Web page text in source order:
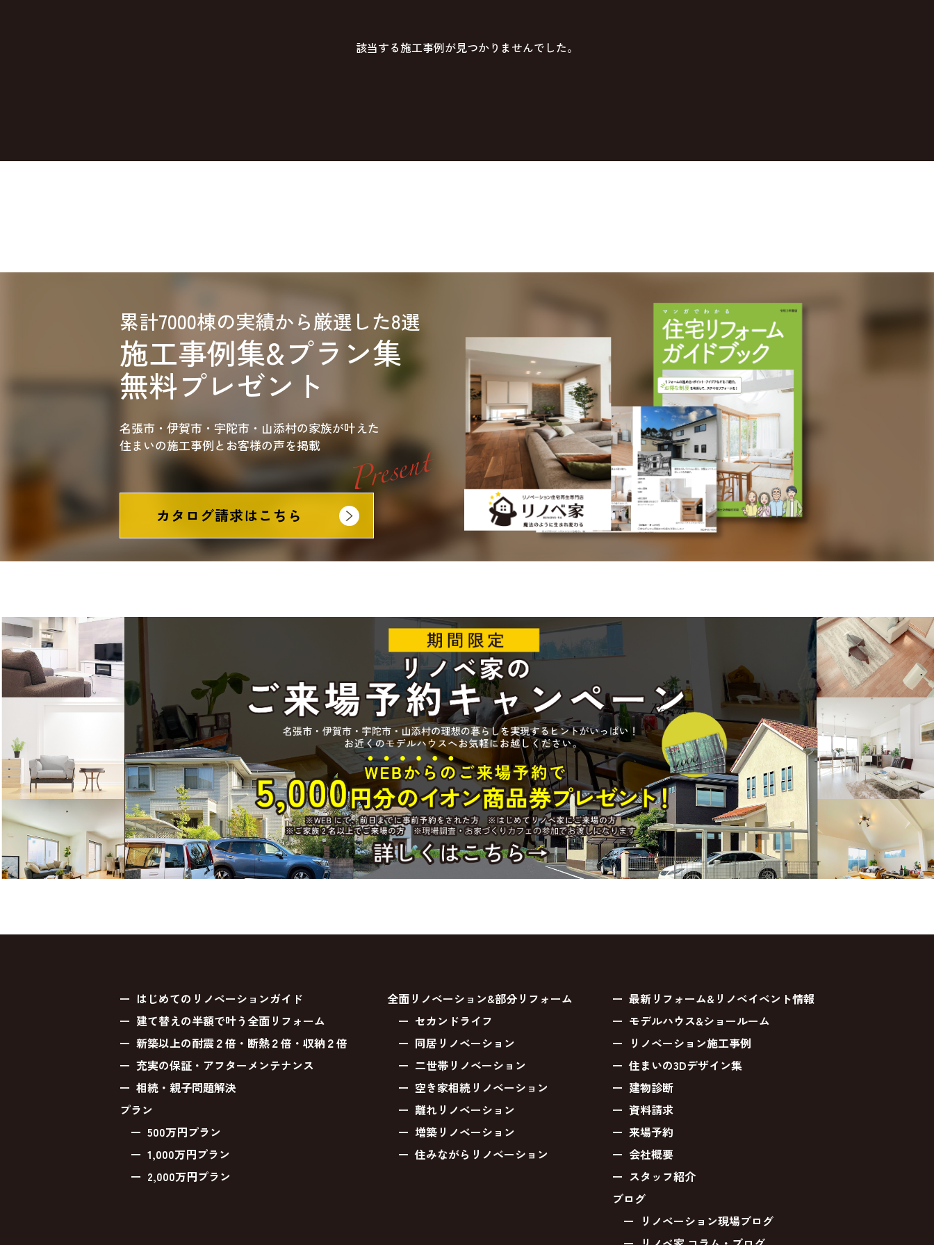
該当する施工事例が見つかりませんでした。
累計7000棟の実績から厳選した8選
施工事例集&プラン集
無料プレゼント
名張市・伊賀市・宇陀市・山添村の家族が叶えた
住まいの施工事例とお客様の声を掲載
カタログ請求はこちら
はじめてのリノベーションガイド
建て替えの半額で叶う全面リフォーム
新築以上の耐震２倍・断熱２倍・収納２倍
充実の保証・アフターメンテナンス
相続・親子問題解決
プラン
500万円プラン
1,000万円プラン
2,000万円プラン
全面リノベーション&部分リフォーム
セカンドライフ
同居リノベーション
二世帯リノベーション
空き家相続リノベーション
離れリノベーション
増築リノベーション
住みながらリノベーション
最新リフォーム&リノベイベント情報
モデルハウス&ショールーム
リノベーション施工事例
住まいの3Dデザイン集
建物診断
資料請求
来場予約
会社概要
スタッフ紹介
ブログ
リノベーション現場ブログ